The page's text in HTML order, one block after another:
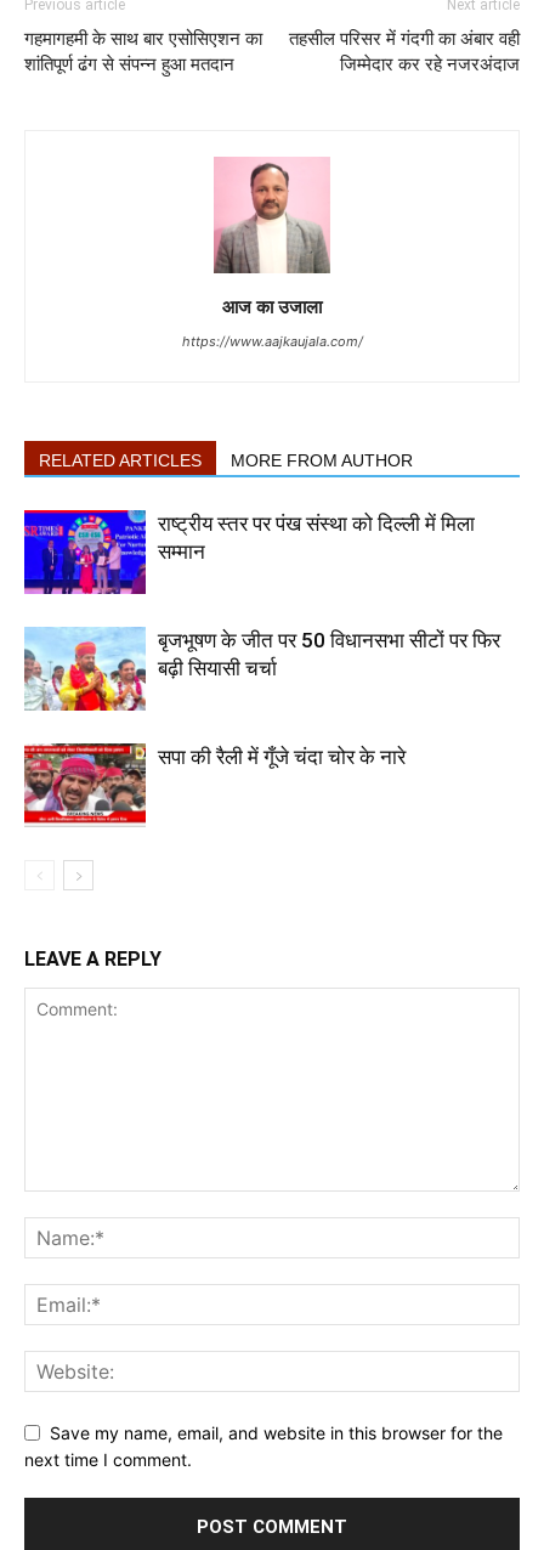
Previous article
गहमागहमी के साथ बार एसोसिएशन का
शांतिपूर्ण ढंग से संपन्न हुआ मतदान
Next article
तहसील परिसर में गंदगी का अंबार वही
जिम्मेदार कर रहे नजरअंदाज
आज का उजाला
https://www.aajkaujala.com/
RELATED ARTICLES MORE FROM AUTHOR
राष्ट्रीय स्तर पर पंख संस्था को दिल्ली में मिला
सम्मान
बृजभूषण के जीत पर 50 विधानसभा सीटों पर फिर
बढ़ी सियासी चर्चा
सपा की रैली में गूँजे चंदा चोर के नारे
LEAVE A REPLY
Save my name, email, and website in this browser for the
next time I comment.